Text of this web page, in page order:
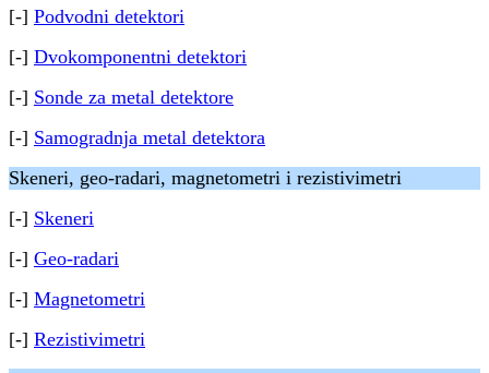
[-] Podvodni detektori
[-] Dvokomponentni detektori
[-] Sonde za metal detektore
[-] Samogradnja metal detektora
Skeneri, geo-radari, magnetometri i rezistivimetri
[-] Skeneri
[-] Geo-radari
[-] Magnetometri
[-] Rezistivimetri